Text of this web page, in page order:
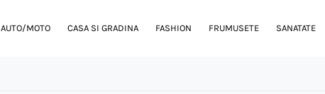
AUTO/MOTO CASA SI GRADINA FASHION FRUMUSETE SANATATE